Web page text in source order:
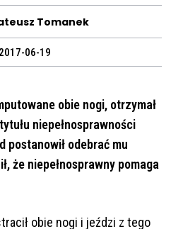
Tomanek
2017-06-19
obie nogi, otrzymał
niepełnosprawności
postanowił odebrać mu
że niepełnosprawny pomaga
obie nogi i jeździ z tego